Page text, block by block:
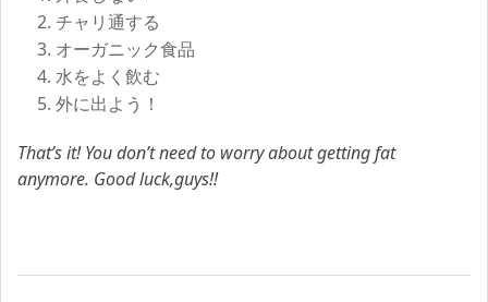
2. チャリ通する
3. オーガニック食品
4. 水をよく飲む
5. 外に出よう！
That’s it! You don’t need to worry about getting fat
anymore. Good luck,guys!!